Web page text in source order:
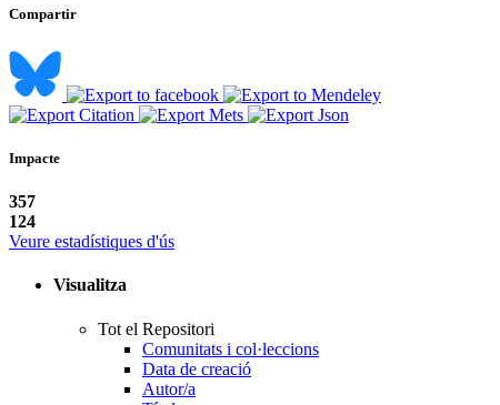
Compartir
Impacte
357
124
Veure estadístiques d'ús
Visualitza
Tot el Repositori
Comunitats i col·leccions
Data de creació
Autor/a